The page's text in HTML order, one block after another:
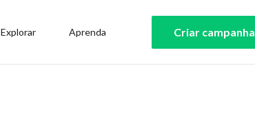
Explorar Aprenda Criar campanha